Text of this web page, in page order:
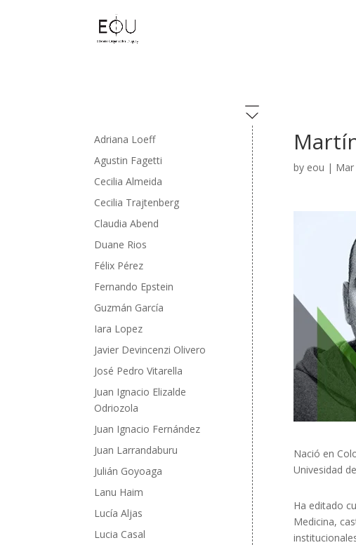
by eou | Mar
Nació en
Univesidad
Ha editado
Medicina,
Adriana Loeff
Agustin Fagetti
Cecilia Almeida
Cecilia Trajtenberg
Claudia Abend
Duane Rios
Félix Pérez
Fernando Epstein
Guzmán García
Iara Lopez
Javier Devincenzi Olivero
José Pedro Vitarella
Juan Ignacio Elizalde
Odriozola
Juan Ignacio Fernández
Juan Larrandaburu
Julián Goyoaga
Lanu Haim
Lucía Aljas
Lucia Casal